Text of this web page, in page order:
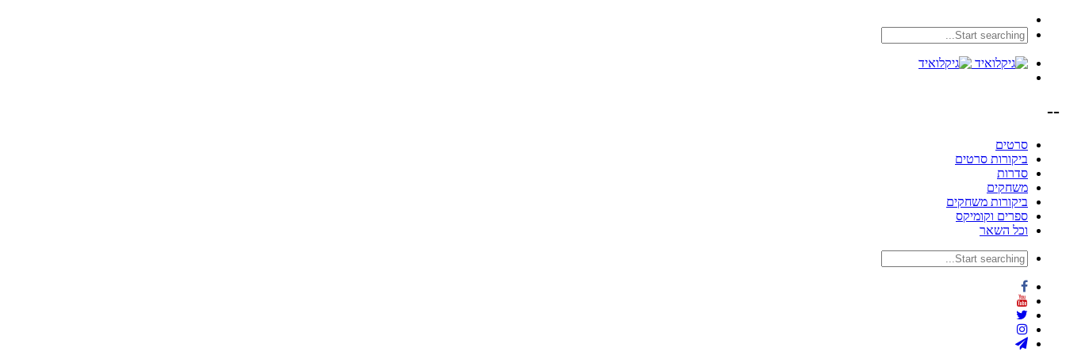
--
סרטים
ביקורות סרטים
סדרות
משחקים
ביקורות משחקים
ספרים וקומיקס
וכל השאר